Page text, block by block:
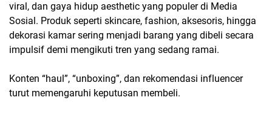
viral, dan gaya hidup aesthetic yang populer di Media
Sosial. Produk seperti skincare, fashion, aksesoris, hingga
dekorasi kamar sering menjadi barang yang dibeli secara
impulsif demi mengikuti tren yang sedang ramai.
Konten “haul”, “unboxing”, dan rekomendasi influencer
turut memengaruhi keputusan membeli.